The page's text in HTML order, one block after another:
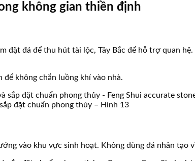
không gian thiền định
đặt đá để thu hút tài lộc, Tây Bắc để hỗ trợ quan
không chắn luồng khí vào nhà.
đặt chuẩn phong thủy – Hình 13
vào khu vực sinh hoạt. Không dùng đá nhân